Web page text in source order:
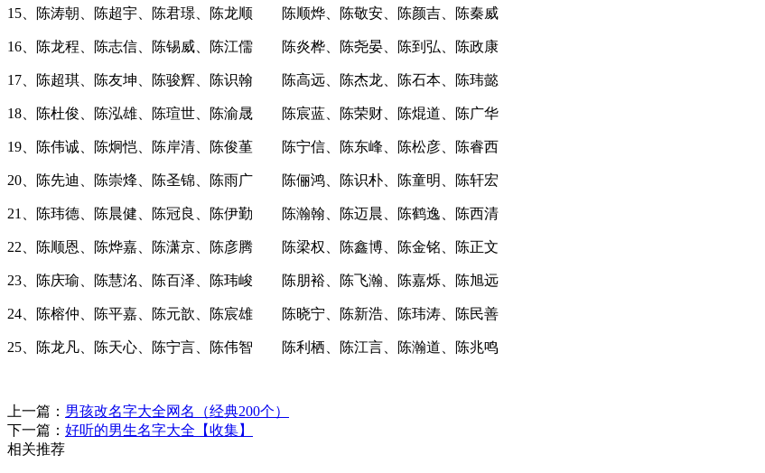
15、陈涛朝、陈超宇、陈君璟、陈龙顺 陈顺烨、陈敬安、陈颜吉、陈秦威
16、陈龙程、陈志信、陈锡威、陈江儒 陈炎桦、陈尧晏、陈到弘、陈政康
17、陈超琪、陈友坤、陈骏辉、陈识翰 陈高远、陈杰龙、陈石本、陈玮懿
18、陈杜俊、陈泓雄、陈瑄世、陈渝晟 陈宸蓝、陈荣财、陈焜道、陈广华
19、陈伟诚、陈炯恺、陈岸清、陈俊堇 陈宁信、陈东峰、陈松彦、陈睿西
20、陈先迪、陈崇烽、陈圣锦、陈雨广 陈俪鸿、陈识朴、陈童明、陈轩宏
21、陈玮德、陈晨健、陈冠良、陈伊勤 陈瀚翰、陈迈晨、陈鹤逸、陈西清
22、陈顺恩、陈烨嘉、陈潇京、陈彦腾 陈梁权、陈鑫博、陈金铭、陈正文
23、陈庆瑜、陈慧洺、陈百泽、陈玮峻 陈朋裕、陈飞瀚、陈嘉烁、陈旭远
24、陈榕仲、陈平嘉、陈元歆、陈宸雄 陈晓宁、陈新浩、陈玮涛、陈民善
25、陈龙凡、陈天心、陈宁言、陈伟智 陈利栖、陈江言、陈瀚道、陈兆鸣
上一篇： 男孩改名字大全网名（经典200个）
下一篇： 好听的男生名字大全【收集】
相关推荐